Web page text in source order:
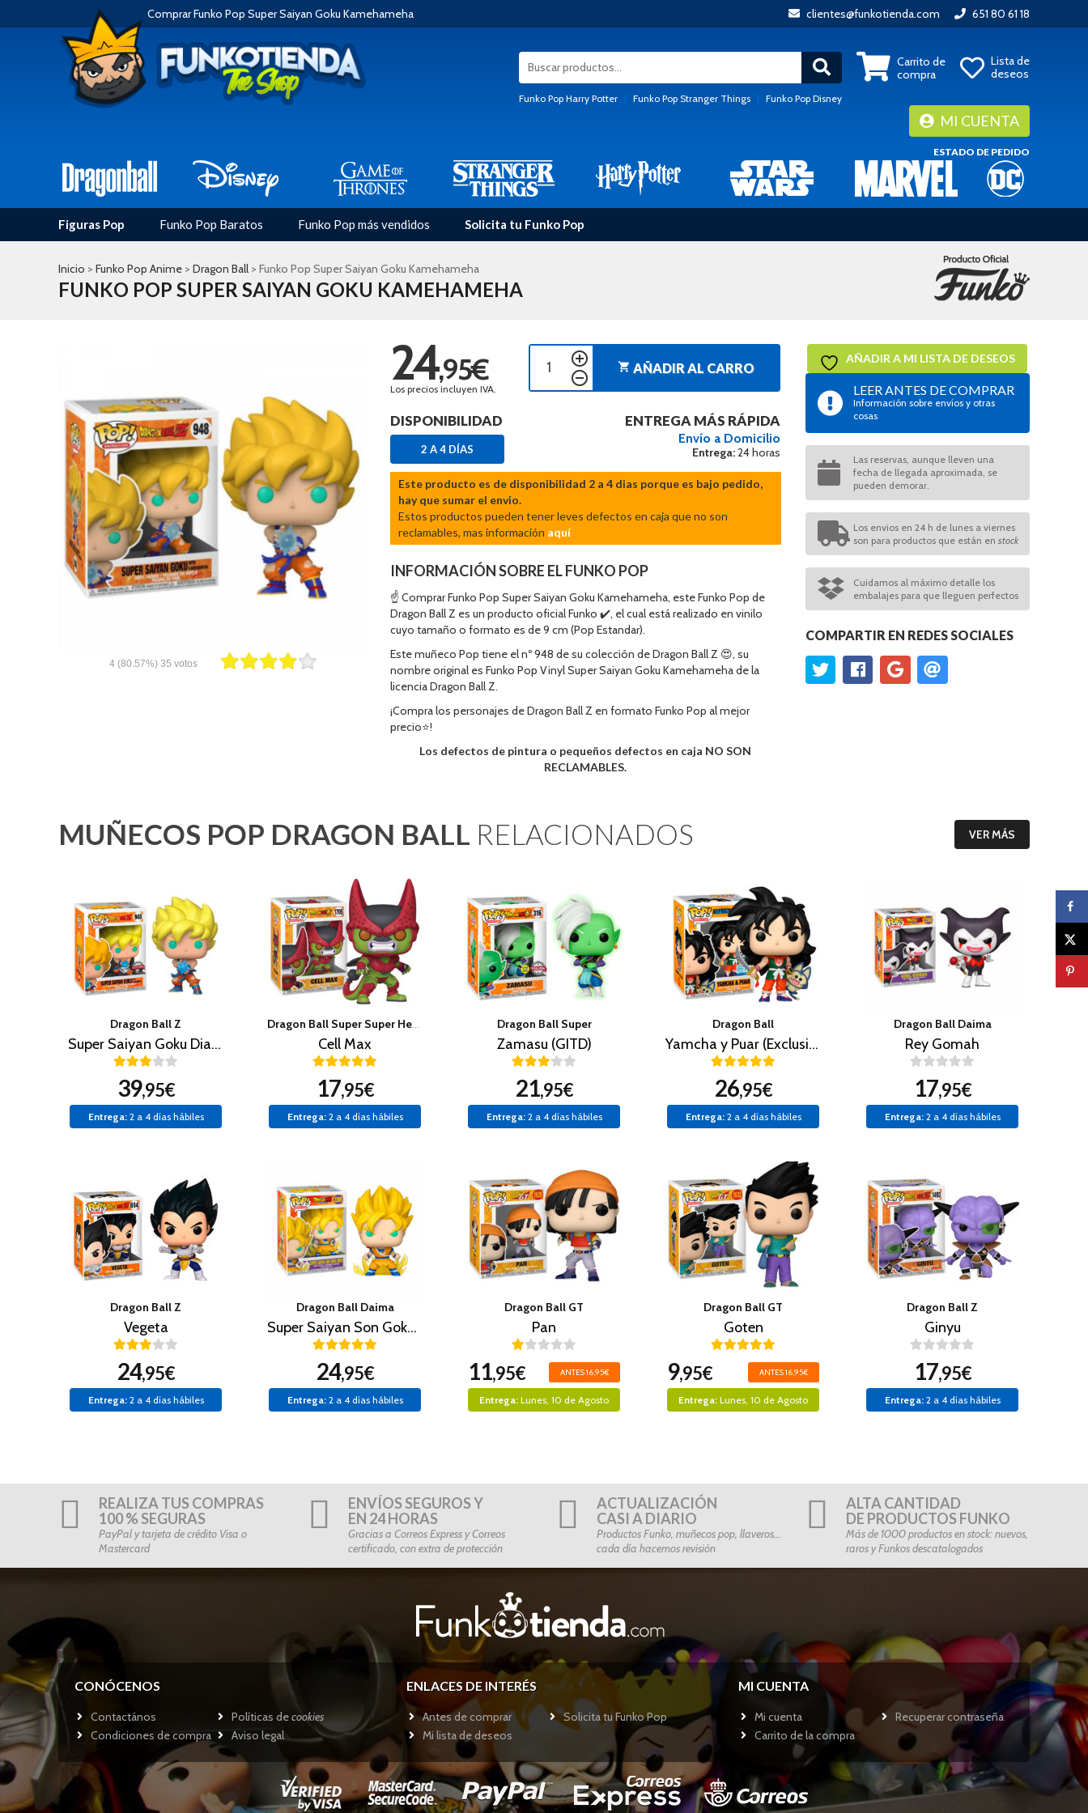
Comprar Funko Pop Super Saiyan Goku Kamehameha clientes@funkotienda.com 651 80 61 18
Funko Pop Harry Potter | Funko Pop Stranger Things | Funko Pop Disney
Carrito de
compra
Lista de
deseos
MI CUENTA
ESTADO DE PEDIDO
Figuras Pop Funko Pop Baratos Funko Pop más vendidos Solicita tu Funko Pop
Inicio > Funko Pop Anime > Dragon Ball > Funko Pop Super Saiyan Goku Kamehameha
FUNKO POP SUPER SAIYAN GOKU KAMEHAMEHA
4 (80.57%) 35 votos
24,95€
Los precios incluyen IVA.
add_circle_outline
remove_circle_outline
shopping_cart AÑADIR AL CARRO
DISPONIBILIDAD
2 A 4 DÍAS
ENTREGA MÁS RÁPIDA
Envío a Domicilio
Entrega:24 horas
Este producto es de disponibilidad 2 a 4 dias porque es bajo pedido,
hay que sumar el envio.
Estos productos pueden tener leves defectos en caja que no son
reclamables, mas información aquí
INFORMACIÓN SOBRE EL FUNKO POP
☝ Comprar Funko Pop Super Saiyan Goku Kamehameha, este Funko Pop de
Dragon Ball Z es un producto oficial Funko ✔️, el cual está realizado en vinilo
cuyo tamaño o formato es de 9 cm (Pop Estandar).
Este muñeco Pop tiene el nº 948 de su colección de Dragon Ball Z 😍, su
nombre original es Funko Pop Vinyl Super Saiyan Goku Kamehameha de la
licencia Dragon Ball Z.
¡Compra los personajes de Dragon Ball Z en formato Funko Pop al mejor
precio⭐!
Los defectos de pintura o pequeños defectos en caja NO SON
RECLAMABLES.
AÑADIR A MI LISTA DE DESEOS
LEER ANTES DE COMPRAR
Información sobre envíos y otras
cosas
Las reservas, aunque lleven una
fecha de llegada aproximada, se
pueden demorar.
Los envios en 24 h de lunes a viernes
son para productos que están en stock
Cuidamos al máximo detalle los
embalajes para que lleguen perfectos
COMPARTIR EN REDES SOCIALES
MUÑECOS POP DRAGON BALL RELACIONADOS VER MÁS
Dragon Ball Z
Super Saiyan Goku Diamond (Exclusivo)
39,95€
Entrega:2 a 4 días hábiles
Dragon Ball Super Super Hero
Cell Max
17,95€
Entrega:2 a 4 días hábiles
Dragon Ball Super
Zamasu (GITD)
21,95€
Entrega:2 a 4 días hábiles
Dragon Ball
Yamcha y Puar (Exclusivo)
26,95€
Entrega:2 a 4 días hábiles
Dragon Ball Daima
Rey Gomah
17,95€
Entrega:2 a 4 días hábiles
Dragon Ball Z
Vegeta
24,95€
Entrega:2 a 4 días hábiles
Dragon Ball Daima
Super Saiyan Son Goku Mini
24,95€
Entrega:2 a 4 días hábiles
Dragon Ball GT
Pan
11,95€ ANTES 16,95€
Entrega: Lunes, 10 de Agosto
Dragon Ball GT
Goten
9,95€ ANTES 16,95€
Entrega: Lunes, 10 de Agosto
Dragon Ball Z
Ginyu
17,95€
Entrega:2 a 4 días hábiles
REALIZA TUS COMPRAS
100 % SEGURAS
PayPal y tarjeta de crédito Visa o
Mastercard
ENVÍOS SEGUROS Y
EN 24 HORAS
Gracias a Correos Express y Correos
certificado, con extra de protección
ACTUALIZACIÓN
CASI A DIARIO
Productos Funko, muñecos pop, llaveros…
cada día hacemos revisión
ALTA CANTIDAD
DE PRODUCTOS FUNKO
Más de 1000 productos en stock: nuevos,
raros y Funkos descatalogados
CONÓCENOS
Contactános Políticas decookies
Condiciones de compra
Aviso legal
ENLACES DE INTERÉS
Antes de comprar
Solicita tu Funko Pop
Mi lista de deseos
MI CUENTA
Mi cuenta
Recuperar contraseña
Carrito de la compra